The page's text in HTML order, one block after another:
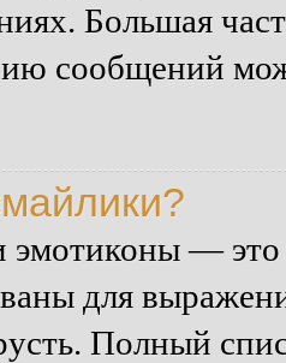
Большая
сообщений
— это
для
Полный